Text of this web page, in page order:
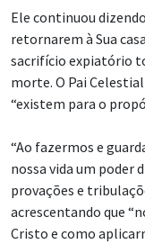
Ele continuou
retornarem à Sua
sacrifício expiatório
morte. O Pai
“existem para o
“Ao fazermos e
nossa vida um poder
provações e
acrescentando que
Cristo e como